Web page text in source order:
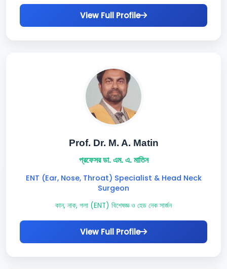
View Full Profile
Prof. Dr. M. A. Matin
প্রফেসর ডা. এম. এ. মাতিন
ENT (Ear, Nose, Throat) Specialist & Head Neck
Surgeon
কান, নাক, গলা (ENT) বিশেষজ্ঞ ও হেড নেক সার্জন
View Full Profile